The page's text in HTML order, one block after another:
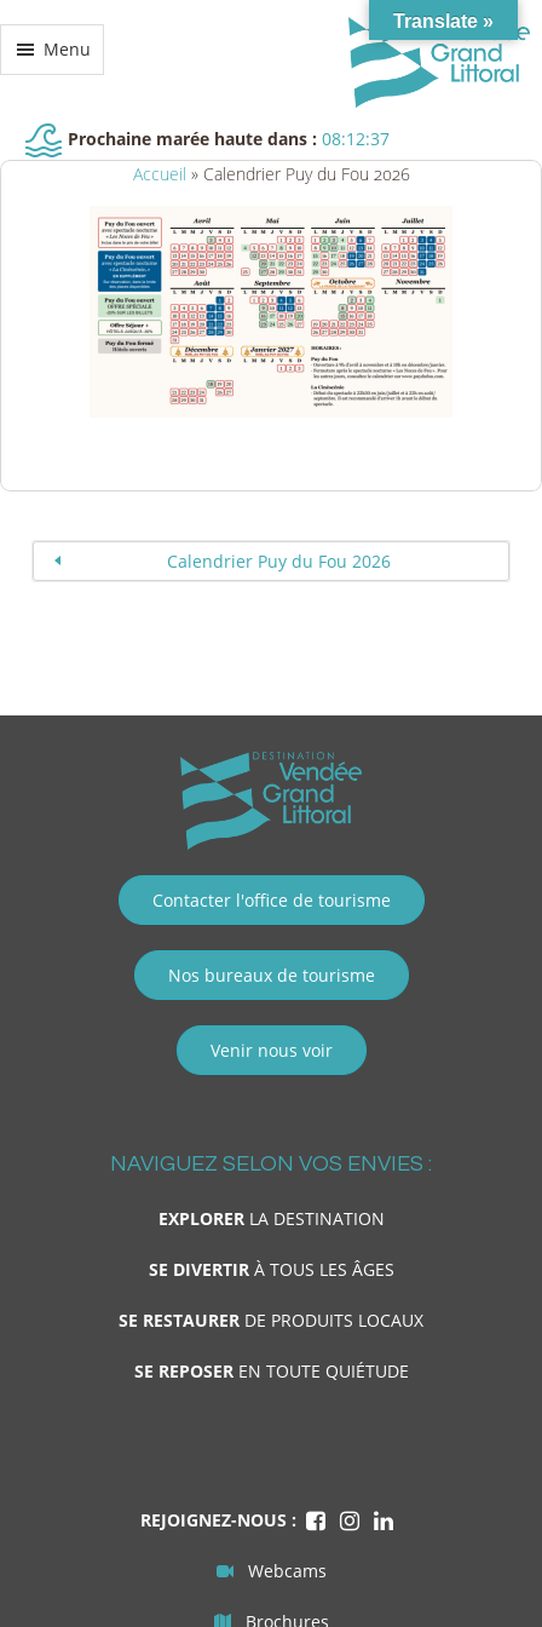
Menu
Prochaine marée haute dans : 08:12:37
Accueil » Calendrier Puy du Fou 2026
Calendrier Puy du Fou 2026
Contacter l'office de tourisme
Nos bureaux de tourisme
Venir nous voir
NAVIGUEZ SELON VOS ENVIES :
EXPLORERLA DESTINATION
SE DIVERTIRÀ TOUS LES ÂGES
SE RESTAURER DE PRODUITS LOCAUX
SE REPOSEREN TOUTE QUIÉTUDE
REJOIGNEZ-NOUS :
Webcams
Brochures
Translate »